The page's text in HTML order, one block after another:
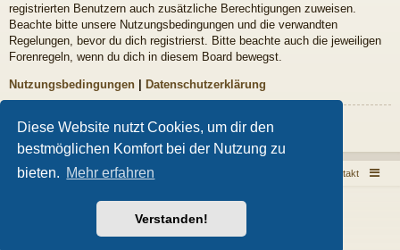
Diese Website nutzt Cookies, um dir den
bestmöglichen Komfort bei der Nutzung zu
bieten. Mehr erfahren
Verstanden!
registrierten Benutzern auch zusätzliche Berechtigungen zuweisen.
Beachte bitte unsere Nutzungsbedingungen und die verwandten
Regelungen, bevor du dich registrierst. Bitte beachte auch die jeweiligen
Forenregeln, wenn du dich in diesem Board bewegst.
Nutzungsbedingungen | Datenschutzerklärung
Registrieren
Sarkoid Infoseite Sarkoid Forum Kontakt
Powered byphpBB® Forum Software © phpBB Limited
Style vonArty- phpBB 3.3 von MrGaby
phpBB.de